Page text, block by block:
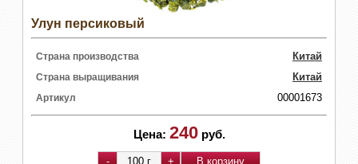
Улун персиковый
Страна производства Китай
Страна выращивания Китай
Артикул 00001673
Цена: 240 руб.